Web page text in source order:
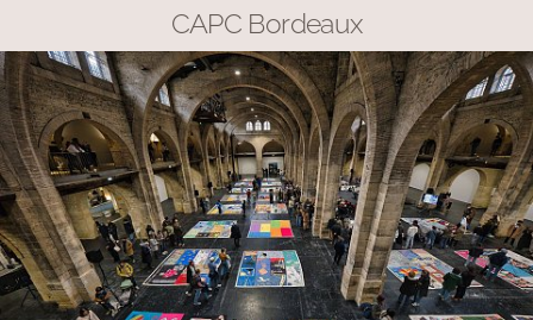
CAPC Bordeaux